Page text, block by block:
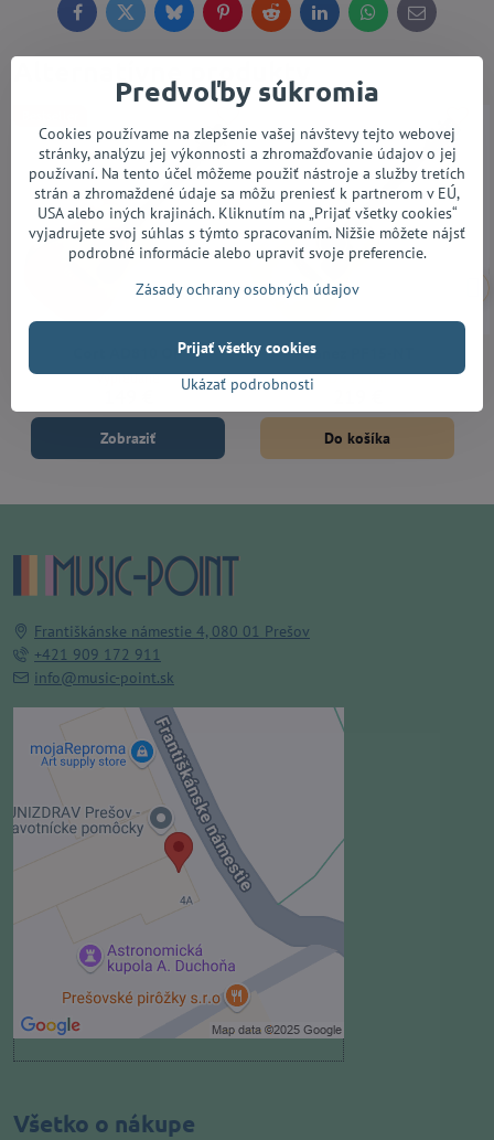
FacebookTwitterBlueskyPinterestReddit LinkedInWhatsApp
E-
mail
Alternatívne produkty
Cort AD810 OP
Vypredané
Zobraziť
Ibanez PF15-NT
Do 14 dní
Do košíka
Františkánske námestie 4, 080 01 Prešov
+421 909 172 911
info@music-point.sk
Externý obsah je blokovaný
Voľbami súkromia
Prajete si načítať externý obsah?
Povoliť tentokrát
Povoliť a zapamätať - súhlas s
druhom cookie: Funkčné
Otvoriť obsah v novom okne
Všetko o nákupe
Predvoľby súkromia
Cookies používame na zlepšenie vašej návštevy tejto webovej
stránky, analýzu jej výkonnosti a zhromažďovanie údajov o jej
používaní. Na tento účel môžeme použiť nástroje a služby tretích
strán a zhromaždené údaje sa môžu preniesť k partnerom v EÚ,
USA alebo iných krajinách. Kliknutím na „Prijať všetky cookies“
vyjadrujete svoj súhlas s týmto spracovaním. Nižšie môžete nájsť
podrobné informácie alebo upraviť svoje preferencie.
Zásady ochrany osobných údajov
Ukázať podrobnosti
Prijať všetky cookies